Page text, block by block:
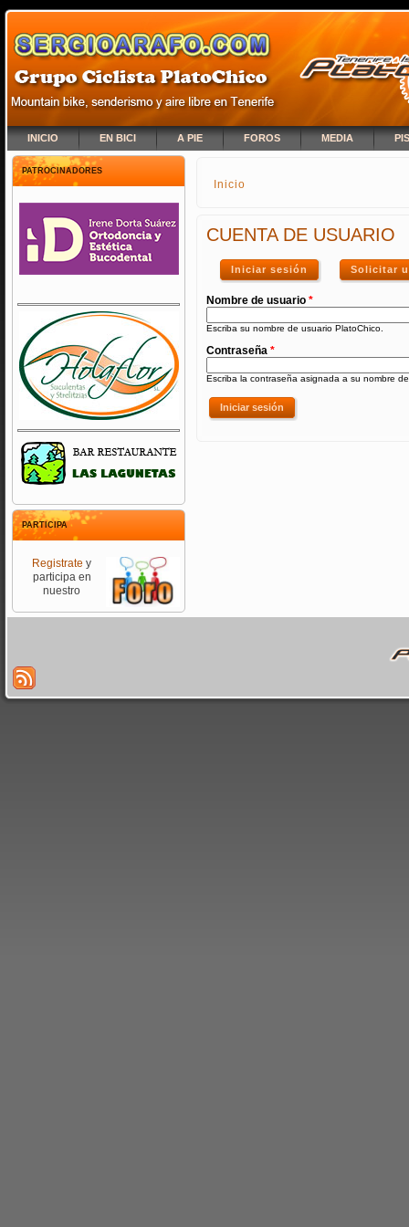
INICIO EN BICI A PIE FOROS MEDIA
PATROCINADORES
PARTICIPA
Registrate y
participa en
nuestro
SE ENCUENTRA USTED
Inicio
CUENTA DE USUARIO
Iniciar sesión (solapa activa)
Solicitar
Nombre de usuario *
Escriba su nombre de usuario PlatoChico.
Contraseña *
Escriba la contraseña asignada a su nombre